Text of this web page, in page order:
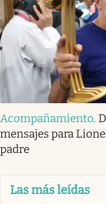
Acompañamiento.
mensajes para
padre
Las más leídas